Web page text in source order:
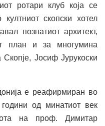
ротари клуб која се
скопски хотел
познатиот архитект,
план и за многумина
Скопје, Јосиф Јурукоски
е реафирмиран во
години од минатиот век
на проф. Димитар